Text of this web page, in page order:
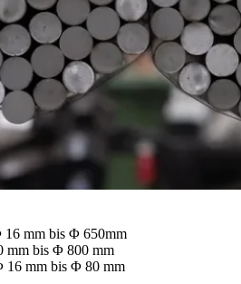
16 mm bis Φ 650mm
mm bis Φ 800 mm
16 mm bis Φ 80 mm